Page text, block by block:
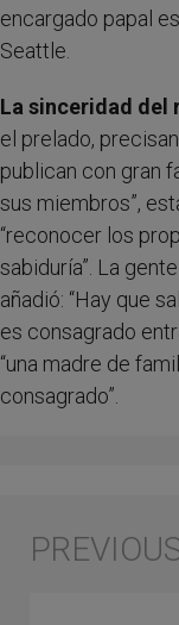
encargado papal
Seattle.
La sinceridad del
el prelado,
publican con gran
sus miembros”,
“reconocer los
sabiduría”. La
añadió: “Hay que
es consagrado
“una madre de
consagrado”.